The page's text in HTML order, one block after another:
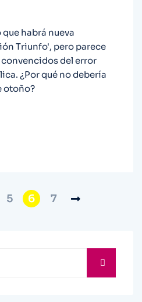
que habrá nueva
Triunfo', pero parece
del error
¿Por qué no debería
otoño?
5 6 7